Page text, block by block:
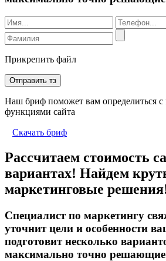
Прикрепить файл
Отправить тз
Наш бриф поможет вам определиться
функциями сайта
Скачать бриф
Рассчитаем стоимость
вариантах! Найдем
маркетинговые
Специалист по маркетингу
уточнит цели и особенности
подготовит несколько
максимально точно